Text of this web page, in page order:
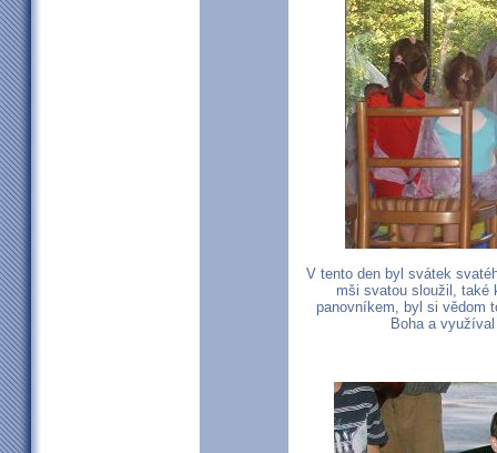
V tento den byl svátek
mši svatou sloužil,
panovníkem, byl si vědom
Boha a